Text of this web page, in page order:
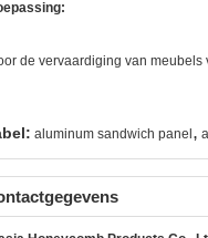
de vervaardiging van meubels
aluminum sandwich panel ,